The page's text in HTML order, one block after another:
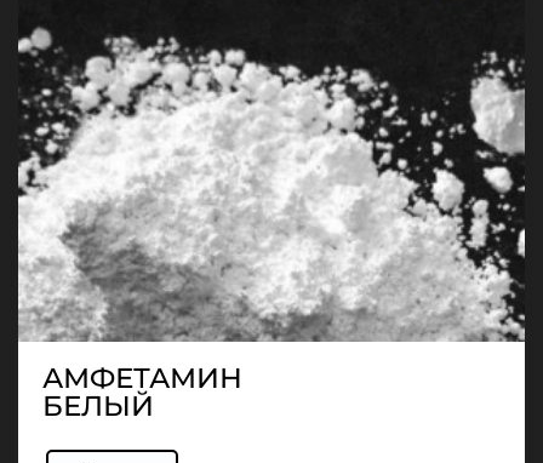
АМФЕТАМИН
БЕЛЫЙ